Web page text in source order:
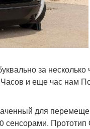
за
и еще час нам
для
сенсорами.